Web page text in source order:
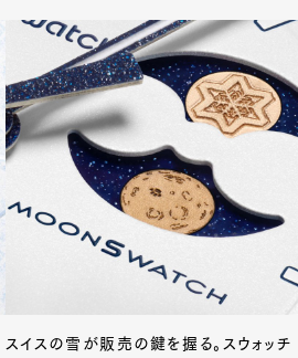
スイスの雪が販売の鍵を握る。スウォッチ